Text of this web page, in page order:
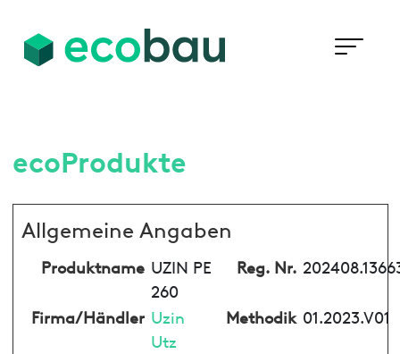
ecoProdukte
Allgemeine Angaben
Produktname UZIN PE
260
Reg. Nr.
Firma/Händler Uzin
Utz
Methodik 01.2023.V01